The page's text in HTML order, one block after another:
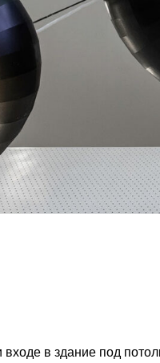
входе в здание под